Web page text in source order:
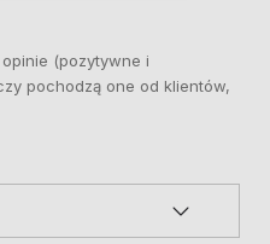
(pozytywne i
pochodzą one od klientów,